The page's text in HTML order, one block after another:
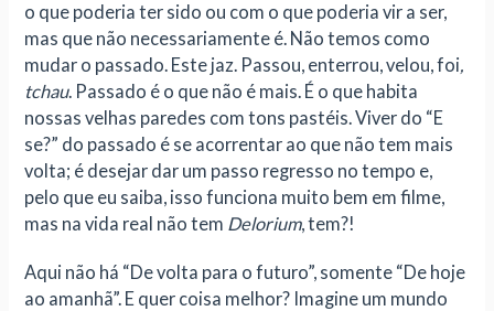
o que poderia ter sido ou com o que poderia vir a ser,
mas que não necessariamente é. Não temos como
mudar o passado. Este jaz. Passou, enterrou, velou, foi,
tchau. Passado é o que não é mais. É o que habita
nossas velhas paredes com tons pastéis. Viver do “E
se?” do passado é se acorrentar ao que não tem mais
volta; é desejar dar um passo regresso no tempo e,
pelo que eu saiba, isso funciona muito bem em filme,
mas na vida real não tem Delorium, tem?!
Aqui não há “De volta para o futuro”, somente “De hoje
ao amanhã”. E quer coisa melhor? Imagine um mundo